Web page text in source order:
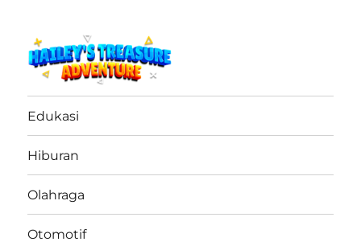
haileystreasureadventure.net
Edukasi
Hiburan
Olahraga
Otomotif